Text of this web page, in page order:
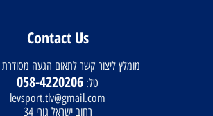
Contact Us
מומלץ ליצור קשר לתאום הגעה
טל: 058-4220206
levsport.tlv@gmail.com
רחוב ישראל גורי 34